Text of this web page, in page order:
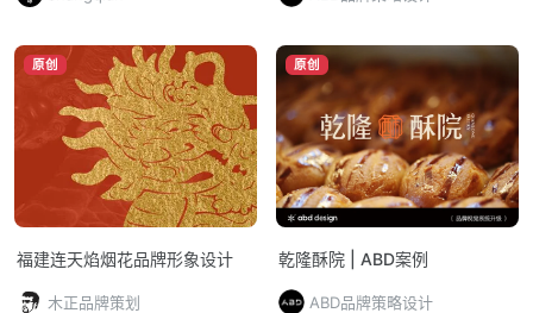
原创
福建连天焰烟花品牌形象设计
木正品牌策划
原创
乾隆酥院 | ABD案例
ABD品牌策略设计